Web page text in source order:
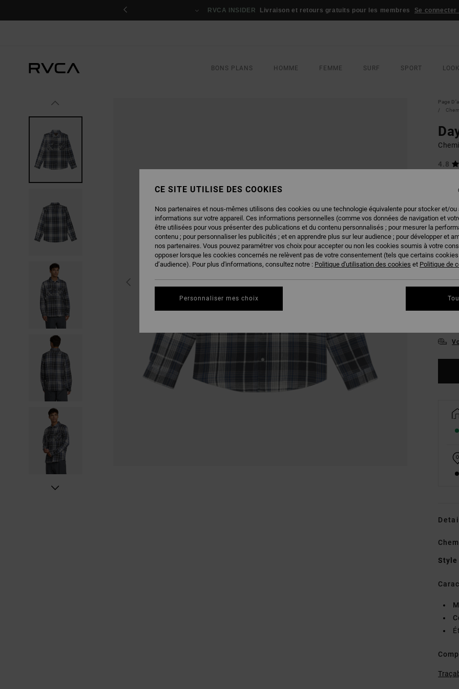
RVCA INSIDER Livraison et retours gratuits pour les membres Se
BONS PLANS HOMME FEMME SURF SPORT
Page
4.8
BONS
Style
CE SITE UTILISE DES COOKIES
Nos partenaires et nous-mêmes utilisons des cookies ou une technologie équivalente pour stocker et/ou
informations sur votre appareil. Ces informations personnelles (comme vos données de navigation et
être utilisées pour vous présenter des publications et du contenu personnalisés ; pour mesurer la
contenu ; pour personnaliser les publicités ; et en apprendre plus sur leur audience ; pour développer et
nos partenaires. Vous pouvez paramétrer vos choix pour accepter ou non les cookies soumis à votre
opposer lorsque les cookies concernés ne relèvent pas de votre consentement (tels que certains
d’audience). Pour plus d'informations, consultez notre : Politique d'utilisation des cookies et Politique de
Personnaliser mes choix